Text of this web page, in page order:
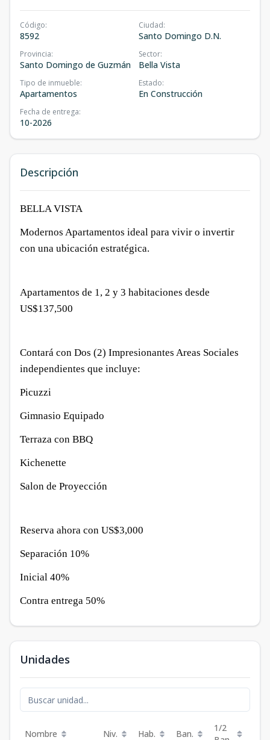
Código:
8592
Ciudad:
Santo Domingo D.N.
Provincia:
Santo Domingo de Guzmán
Sector:
Bella Vista
Tipo de inmueble:
Apartamentos
Estado:
En Construcción
Fecha de entrega:
10-2026
Descripción
BELLA VISTA
Modernos Apartamentos ideal para vivir o invertir
con una ubicación estratégica.
Apartamentos de 1, 2 y 3 habitaciones desde
US$137,500
Contará con Dos (2) Impresionantes Areas Sociales
independientes que incluye:
Picuzzi
Gimnasio Equipado
Terraza con BBQ
Kichenette
Salon de Proyección
Reserva ahora con US$3,000
Separación 10%
Inicial 40%
Contra entrega 50%
Unidades
Nombre Niv. Hab. Ban.
1/2